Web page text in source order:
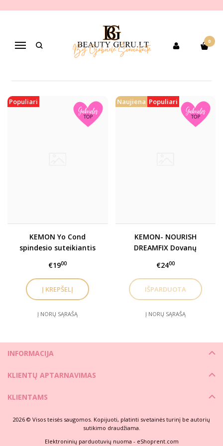
Navigacija
0
KEMON
PREKIŲ KATEGORIJOS
Populiari
KEMON Yo Cond
spindesio suteikiantis
250ml
€1900
Į NORŲ SĄRAŠĄ
Naujiena Populiari
KEMON- NOURISH
DREAMFIX Dovanų
€2400
Į NORŲ SĄRAŠĄ
INFORMACIJA
KLIENTŲ APTARNAVIMAS
KLIENTAMS
2026 © Visos teisės saugomos. Kopijuoti, platinti svetainės turinį be autorių
sutikimo draudžiama.
Elektroninių parduotuvių nuoma - eShoprent.com